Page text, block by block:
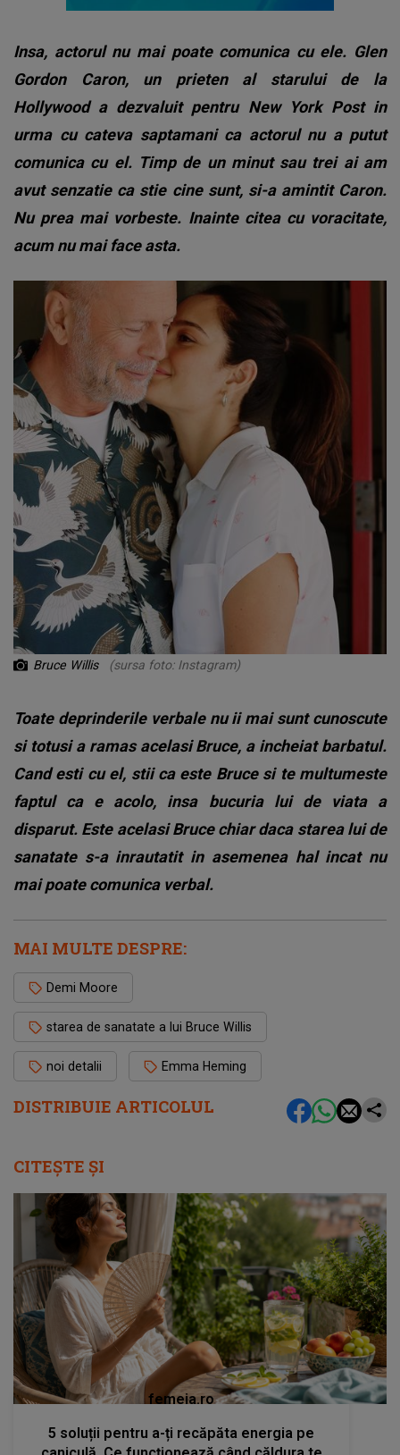
DISTRIBUIE ARTICOLUL
Insa, actorul nu mai poate comunica cu ele. Glen
Gordon Caron, un prieten al starului de la
Hollywood a dezvaluit pentru New York Post in
urma cu cateva saptamani ca actorul nu a putut
comunica cu el. Timp de un minut sau trei ai am
avut senzatie ca stie cine sunt, si-a amintit Caron.
Nu prea mai vorbeste. Inainte citea cu voracitate,
acum nu mai face asta.
Bruce Willis (sursa foto: Instagram)
Toate deprinderile verbale nu ii mai sunt cunoscute
si totusi a ramas acelasi Bruce, a incheiat barbatul.
Cand esti cu el, stii ca este Bruce si te multumeste
faptul ca e acolo, insa bucuria lui de viata a
disparut. Este acelasi Bruce chiar daca starea lui de
sanatate s-a inrautatit in asemenea hal incat nu
mai poate comunica verbal.
MAI MULTE DESPRE:
Demi Moore
starea de sanatate a lui Bruce Willis
noi detalii Emma Heming
CITEȘTE ȘI
femeia.ro
5 soluții pentru a-ți recăpăta energia pe